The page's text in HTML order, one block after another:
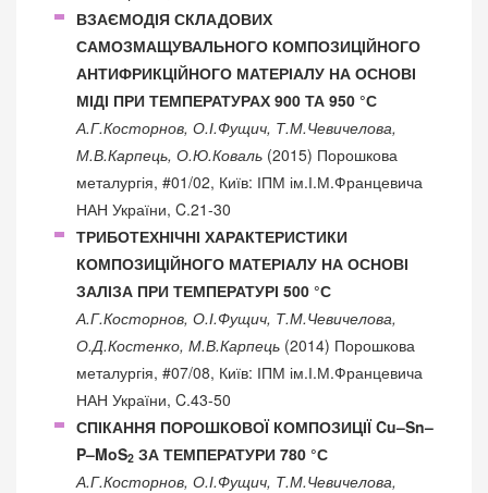
ВЗАЄМОДІЯ СКЛАДОВИХ
САМОЗМАЩУВАЛЬНОГО КОМПОЗИЦІЙНОГО
АНТИФРИКЦІЙНОГО МАТЕРІАЛУ НА ОСНОВІ
МІДІ ПРИ ТЕМПЕРАТУРАХ 900 ТА 950 °С
А.Г.Косторнов, О.І.Фущич, Т.М.Чевичелова,
М.В.Карпець, О.Ю.Коваль (2015) Порошкова
металургія, #01/02, Київ: ІПМ ім.І.М.Францевича
НАН України, C.21-30
ТРИБОТЕХНІЧНІ ХАРАКТЕРИСТИКИ
КОМПОЗИЦІЙНОГО МАТЕРІАЛУ НА ОСНОВІ
ЗАЛІЗА ПРИ ТЕМПЕРАТУРІ 500 °С
А.Г.Косторнов, О.І.Фущич, Т.М.Чевичелова,
О.Д.Костенко, М.В.Карпець (2014) Порошкова
металургія, #07/08, Київ: ІПМ ім.І.М.Францевича
НАН України, C.43-50
СПІКАННЯ ПОРОШКОВОЇ КОМПОЗИЦІЇ Cu–Sn–
P–MoS2 ЗА ТЕМПЕРАТУРИ 780 °С
А.Г.Косторнов, О.І.Фущич, Т.М.Чевичелова,